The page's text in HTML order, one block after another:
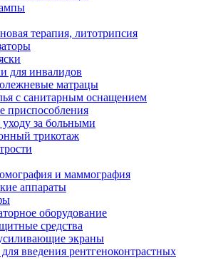
терапия, литотрипсия
для инвалидов
матрацы
с санитарным оснащением
приспособления
за больными
трикотаж
и маммография
аппараты
оборудование
средства
экраны
введения рентгеноконтрастных